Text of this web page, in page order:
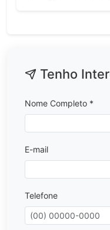
Tenho
Nome Completo *
E-mail
Telefone